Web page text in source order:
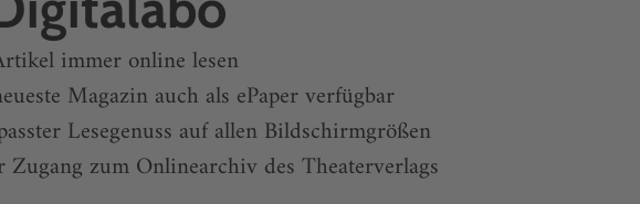
immer online lesen
Magazin auch als ePaper verfügbar
Lesegenuss auf allen Bildschirmgrößen
Zugang zum Onlinearchiv des Theaterverlags